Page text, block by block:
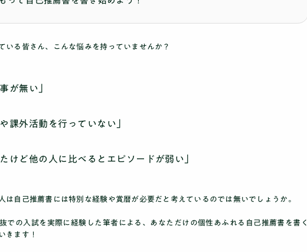
ニュース
いる皆さん、こんな悩みを持っていませんか？
が無い」
課外活動を行っていない」
けど他の人に比べるとエピソードが弱い」
は自己推薦書には特別な経験や賞暦が必要だと考えているのでは無いでしょうか。
での入試を実際に経験した筆者による、あなただけの個性あふれる自己推薦書を書く
きます！